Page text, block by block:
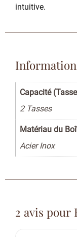
intuitive.
Capacité
2 Tasses
Matériau du
Acier Inox
2 avis pour